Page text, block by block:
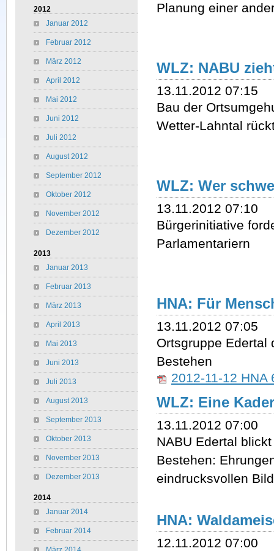
2012
Januar 2012
Februar 2012
März 2012
April 2012
Mai 2012
Juni 2012
Juli 2012
August 2012
September 2012
Oktober 2012
November 2012
Dezember 2012
2013
Januar 2013
Februar 2013
März 2013
April 2013
Mai 2013
Juni 2013
Juli 2013
August 2013
September 2013
Oktober 2013
November 2013
Dezember 2013
2014
Januar 2014
Februar 2014
Planung einer
WLZ: NABU
13.11.2012 07:15
Bau der
Wetter-Lahntal
WLZ: Wer
13.11.2012 07:10
Bürgerinitiative
Parlamentariern
HNA: Für
13.11.2012 07:05
Ortsgruppe Edertal
Bestehen
2012-11-12
WLZ: Eine
13.11.2012 07:00
NABU Edertal
Bestehen:
eindrucksvollen
HNA:
12.11.2012 07:00